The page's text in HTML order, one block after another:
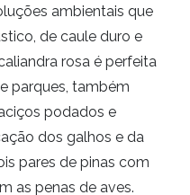
ambientais que
de caule duro e
rosa é perfeita
parques, também
podados e
dos galhos e da
pares de pinas com
as penas de aves.